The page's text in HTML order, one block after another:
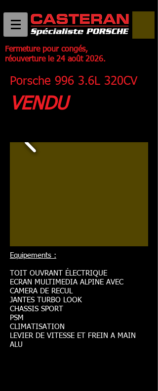
Fermeture pour congés,
réouverture le 24 août 2026.
Porsche 996 3.6L 320CV
VENDU
Equipements :
TOIT OUVRANT ÉLECTRIQUE
ECRAN MULTIMEDIA ALPINE AVEC
CAMERA DE RECUL
JANTES TURBO LOOK
CHASSIS SPORT
PSM
CLIMATISATION
LEVIER DE VITESSE ET FREIN A MAIN
ALU